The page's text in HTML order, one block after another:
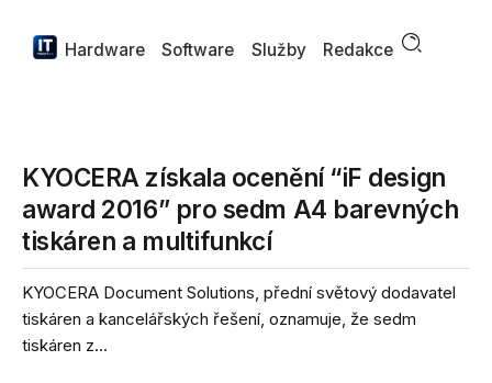
Hardware Software Služby Redakce
KYOCERA získala ocenění “iF design
award 2016” pro sedm A4 barevných
tiskáren a multifunkcí
KYOCERA Document Solutions, přední světový dodavatel
tiskáren a kancelářských řešení, oznamuje, že sedm
tiskáren z...